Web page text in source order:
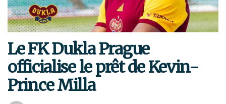
Le FK Dukla Prague
officialise le prêt de Kevin-
Prince Milla